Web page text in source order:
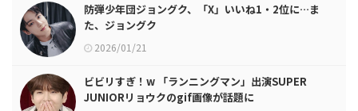
防弾少年団ジョングク、「X」いいね1・2位に…ま
た、ジョングク
2026/01/21
ビビリすぎ！w 「ランニングマン」出演SUPER
JUNIORリョウクのgif画像が話題に